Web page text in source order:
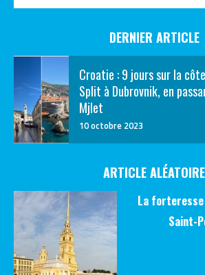
DERNIER ARTICLE
Croatie : 9 jours sur la
Split à Dubrovnik, en
Mjlet
10 octobre 2023
ARTICLE ALÉATOIRE
La
Saint-